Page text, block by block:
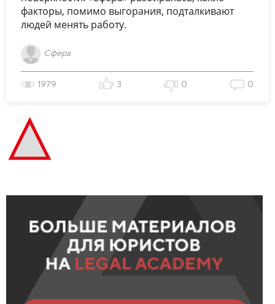
факторы, помимо выгорания, подталкивают
людей менять работу.
Сфера
1979 3 0 0